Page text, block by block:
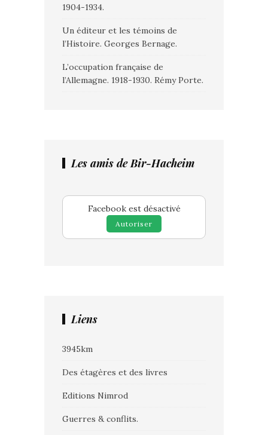
1904-1934.
Un éditeur et les témoins de
l’Histoire. Georges Bernage.
L’occupation française de
l’Allemagne. 1918-1930. Rémy Porte.
Les amis de Bir-Hacheim
Facebook est désactivé
Autoriser
Liens
3945km
Des étagères et des livres
Editions Nimrod
Guerres & conflits.